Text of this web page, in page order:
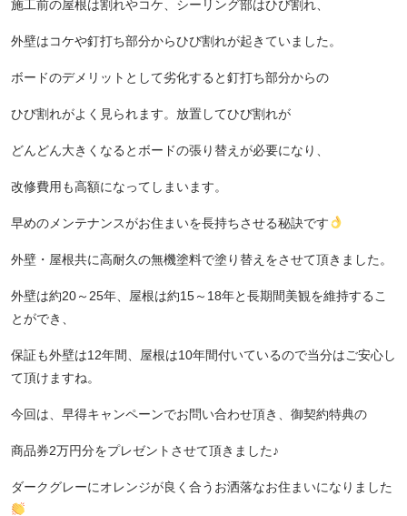
施工前の屋根は割れやコケ、シーリング部はひび割れ、
外壁はコケや釘打ち部分からひび割れが起きていました。
ボードのデメリットとして劣化すると釘打ち部分からの
ひび割れがよく見られます。放置してひび割れが
どんどん大きくなるとボードの張り替えが必要になり、
改修費用も高額になってしまいます。
早めのメンテナンスがお住まいを長持ちさせる秘訣です
外壁・屋根共に高耐久の無機塗料で塗り替えをさせて頂きました。
外壁は約20～25年、屋根は約15～18年と長期間美観を維持するこ
とができ、
保証も外壁は12年間、屋根は10年間付いているので当分はご安心し
て頂けますね。
今回は、早得キャンペーンでお問い合わせ頂き、御契約特典の
商品券2万円分をプレゼントさせて頂きました♪
ダークグレーにオレンジが良く合うお洒落なお住まいになりました